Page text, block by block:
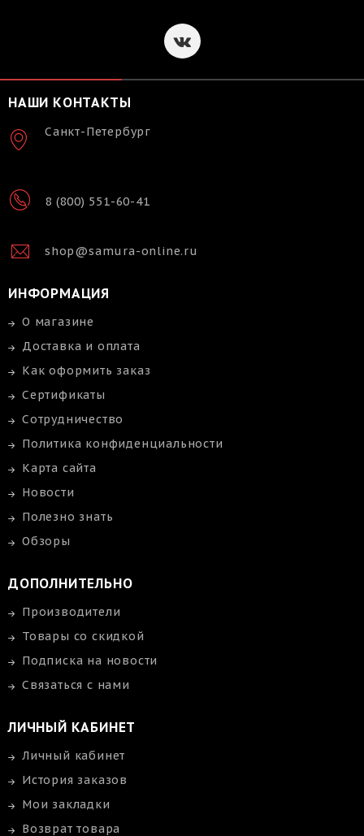
НАШИ КОНТАКТЫ
Санкт-Петербург
8 (800) 551-60-41
shop@samura-online.ru
ИНФОРМАЦИЯ
О магазине
Доставка и оплата
Как оформить заказ
Сертификаты
Сотрудничество
Политика конфиденциальности
Карта сайта
Новости
Полезно знать
Обзоры
ДОПОЛНИТЕЛЬНО
Производители
Товары со скидкой
Подписка на новости
Связаться с нами
ЛИЧНЫЙ КАБИНЕТ
Личный кабинет
История заказов
Мои закладки
Возврат товара